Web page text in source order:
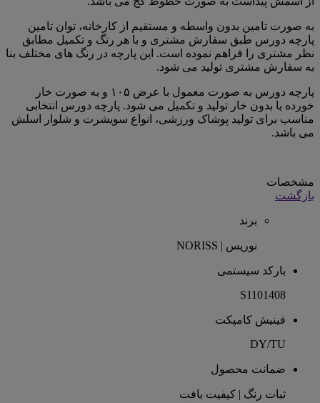
به صورت تامین بدون واسطه و مستقیم از کارخانه، توان تامین
پارچه دورس طبق سفارش مشتری و با هر رنگ و تکمیل مطابق
نظر مشتری را فراهم نموده است. این پارچه در رنگ های مختلف بنا
به سفارش مشتری تولید می شود.
پارچه دورس به صورت معمول با عرض ۱۰۵ و به صورت خار
خورده یا بدون خار تولید و تکمیل می شود. پارچه دورس انتخابی
مناسب برای تولید پوشاک ورزشی، انواع سویشرت و شلوار اسلش
می باشد.
مشخصات
بازگشت
برند
نوریس | NORISS
بارکد سیستمی
S1101408
فینیش کامپکت
DY/TU
ضمانت محصول
ثبات رنگ | کیفیت بافت